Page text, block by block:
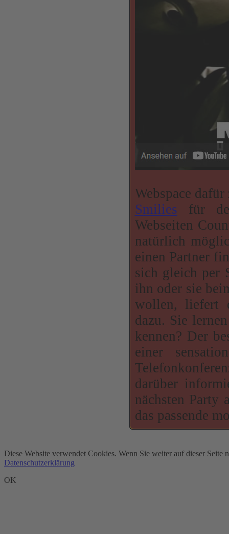
Webspace
Smilies für
Webseiten
natürlich
einen Partner
sich gleich per
ihn oder sie
wollen, liefert
dazu. Sie
kennen? Der
einer
darüber
nächsten Party
das passende
Diese Website verwendet Cookies. Wenn Sie weiter auf dieser
Datenschutzerklärung
OK